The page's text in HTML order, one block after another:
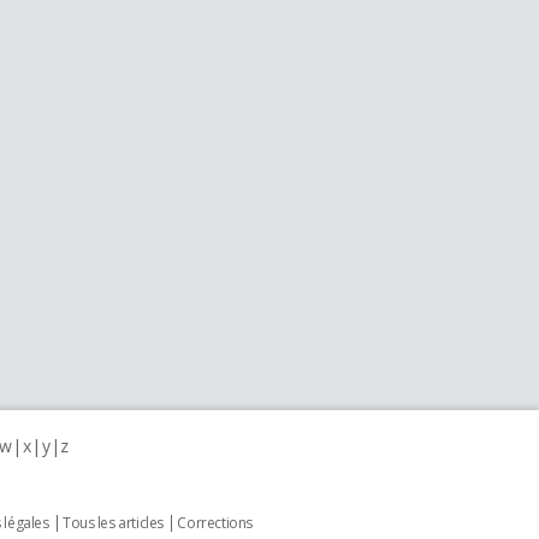
x y z
Tous les articles Corrections